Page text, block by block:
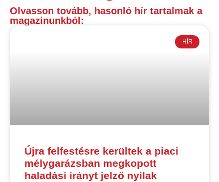
Olvasson tovább, hasonló hír tartalmak a
magazinunkból:
HÍR
Újra felfestésre kerültek a piaci
mélygarázsban megkopott
haladási irányt jelző nyilak